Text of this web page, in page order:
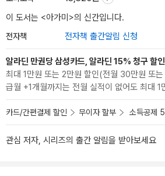
이 도서는 <아가미 >의 신간입니다.
전자책 전자책 출간알림 신청
알라딘 만권당 삼성카드, 알라딘 15% 청구 할인
최대 1만원 또는 2만원 할인(전월 30만원 또
급월 +1개월까지는 전월 실적이 없어도 최대 1
카드/간편결제 할인 무이자 할부 소득공제
관심 저자, 시리즈의 출간 알림을 받아보세요